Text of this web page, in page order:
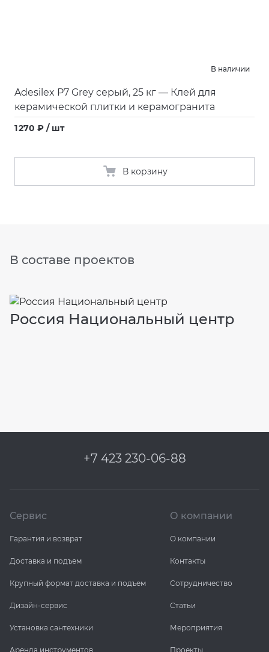
В наличии
Adesilex P7 Grey серый, 25 кг — Клей для
керамической плитки и керамогранита
1 270 ₽ / шт
В корзину
В составе проектов
Россия ​Национальный центр
+7 423 230-06-88
Сервис
Гарантия и возврат
Доставка и подъем
Крупный формат доставка и подъем
Дизайн-сервис
Установка сантехники
Аренда инструментов
О компании
О компании
Контакты
Сотрудничество
Статьи
Мероприятия
Проекты